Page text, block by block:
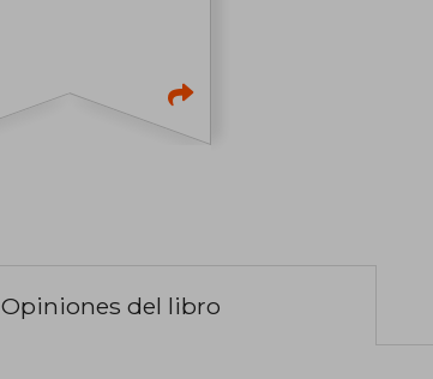
Opiniones del libro